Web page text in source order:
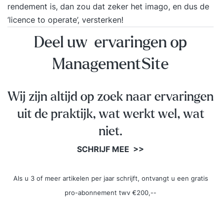
rendement is, dan zou dat zeker het imago, en dus de
‘licence to operate’, versterken!
Deel uw ervaringen op
ManagementSite
Wij zijn altijd op zoek naar ervaringen
uit de praktijk, wat werkt wel, wat
niet.
SCHRIJF MEE >>
Als u 3 of meer artikelen per jaar schrijft, ontvangt u een gratis
pro-abonnement twv €200,--